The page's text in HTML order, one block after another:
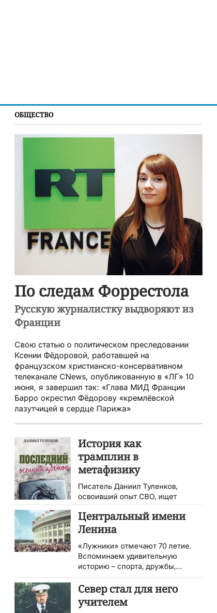
ОБЩЕСТВО
По следам Форрестола
Русскую журналистку выдворяют из
Франции
Свою статью о политическом преследовании
Ксении Фёдоровой, работавшей на
французском христианско-консервативном
телеканале CNews, опубликованную в «ЛГ» 10
июня, я завершил так: «Глава МИД Франции
Барро окрестил Фёдорову «кремлёвской
лазутчицей в сердце Парижа»
История как
трамплин в
метафизику
Писатель Даниил Туленков,
освоивший опыт СВО, ищет
новые темы
Центральный имени
Ленина
«Лужники» отмечают 70 летие.
Вспоминаем удивительную
историю – спорта, дружбы,
поэзии
Север стал для него
учителем